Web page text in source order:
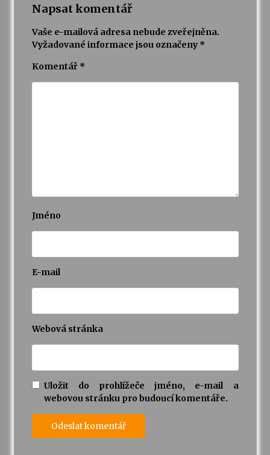
odkaz Josefa Čapka
13. 7. 2026
Napsat komentář
Vaše e-mailová adresa nebude zveřejněna.
Vyžadované informace jsou označeny *
Komentář *
Jméno
E-mail
Webová stránka
Uložit do prohlížeče jméno, e-mail a
webovou stránku pro budoucí komentáře.